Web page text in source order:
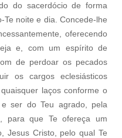
do sacerdócio de forma
Te noite e dia. Concede-lhe
oferecendo
e, com um espírito de
de perdoar os pecados
os cargos eclesiásticos
laços conforme o
ser do Teu agrado, pela
para que Te ofereça um
Jesus Cristo, pelo qual Te